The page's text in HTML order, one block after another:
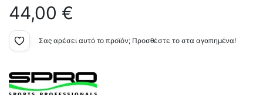
44,00 €
Σας αρέσει αυτό το προϊόν; Προσθέστε το στα αγαπημένα!